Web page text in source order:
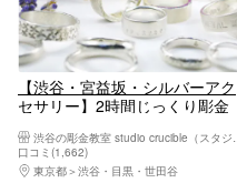
【渋谷・宮益坂・シルバーアク
セサリー】2時間じっくり彫金
ー刻印リング。親切・丁寧なレ
クチャーだから安心！渋谷駅か
ら徒歩6分
口コミ(1,662)
東京都
渋谷・目黒・世田谷